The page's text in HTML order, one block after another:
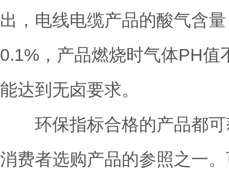
出，电线电缆产品的酸气含
0.1%，产品燃烧时气体PH
能达到无卤要求。
环保指标合格的产品都可
消费者选购产品的参照之一